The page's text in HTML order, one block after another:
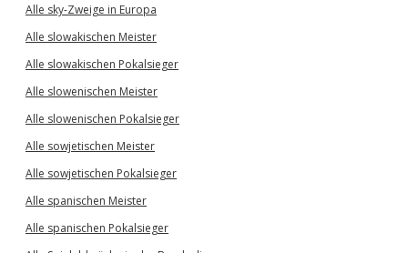
Alle sky-Zweige in Europa
Alle slowakischen Meister
Alle slowakischen Pokalsieger
Alle slowenischen Meister
Alle slowenischen Pokalsieger
Alle sowjetischen Meister
Alle sowjetischen Pokalsieger
Alle spanischen Meister
Alle spanischen Pokalsieger